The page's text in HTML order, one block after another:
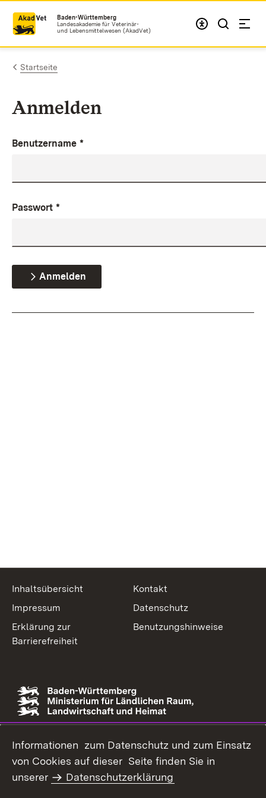
Zum Inhalt springen
Baden-Württemberg
Landesakademie für Veterinär-
und Lebensmittelwesen (AkadVet)
Startseite
Anmelden
Benutzername *
Passwort *
Anmelden
Link zur Website des Ministeriums
Inhaltsübersicht
Kontakt
Impressum
Datenschutz
Erklärung zur
Barrierefreiheit
Benutzungshinweise
Informationen zum Datenschutz und zum Einsatz
von Cookies auf dieser Seite finden Sie in
unserer
Datenschutzerklärung